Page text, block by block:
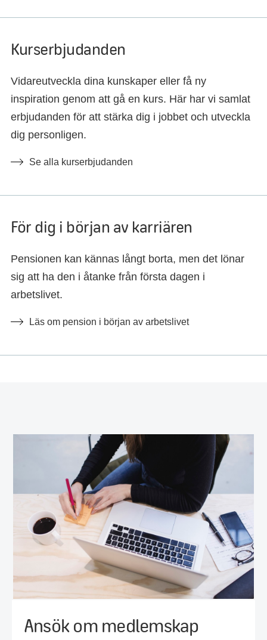
Kurserbjudanden
Vidareutveckla dina kunskaper eller få ny
inspiration genom att gå en kurs. Här har vi samlat
erbjudanden för att stärka dig i jobbet och utveckla
dig personligen.
Se alla kurserbjudanden
För dig i början av karriären
Pensionen kan kännas långt borta, men det lönar
sig att ha den i åtanke från första dagen i
arbetslivet.
Läs om pension i början av arbetslivet
Ansök om medlemskap